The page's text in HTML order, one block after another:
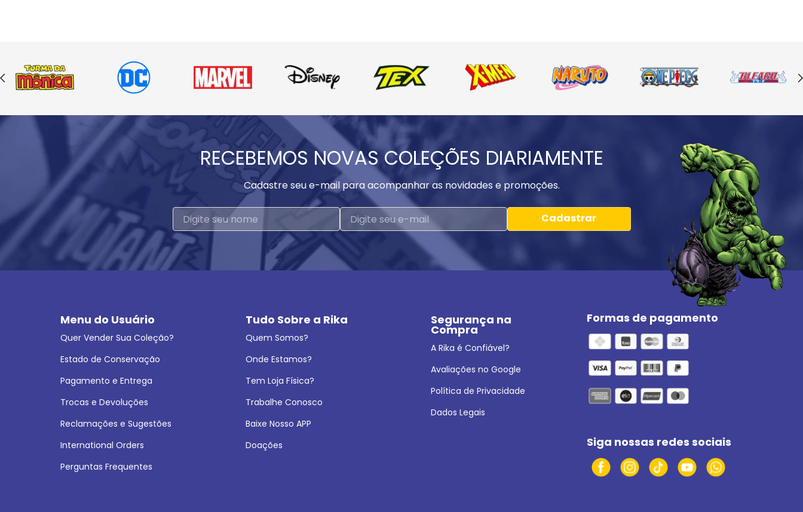
RECEBEMOS NOVAS COLEÇÕES DIARIAMENTE
Cadastre seu e-mail para acompanhar as novidades e promoções.
Cadastrar
Menu do Usuário
Quer Vender Sua Coleção?
Estado de Conservação
Pagamento e Entrega
Trocas e Devoluções
Reclamações e Sugestões
International Orders
Perguntas Frequentes
Tudo Sobre a Rika
Quem Somos?
Onde Estamos?
Tem Loja Física?
Trabalhe Conosco
Baixe Nosso APP
Doações
Segurança na
Compra
A Rika é Confiável?
Avaliações no Google
Política de Privacidade
Dados Legais
Formas de pagamento
Siga nossas redes sociais